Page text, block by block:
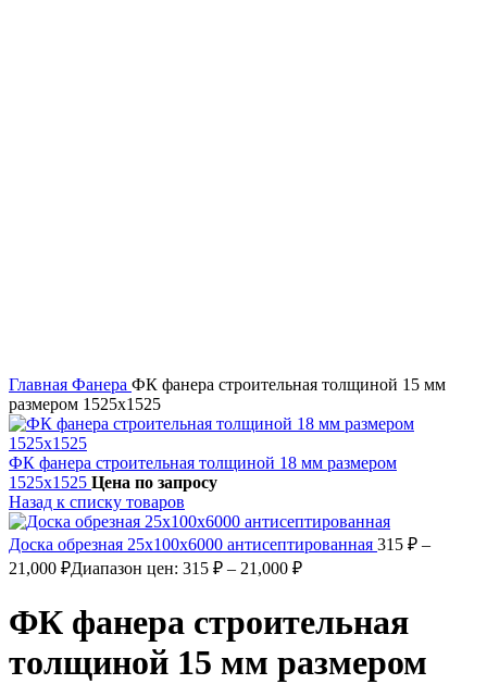
Главная Фанера ФК фанера строительная толщиной 15 мм
размером 1525х1525
ФК фанера строительная толщиной 18 мм размером
1525х1525 Цена по запросу
Назад к списку товаров
Доска обрезная 25х100х6000 антисептированная 315 ₽ –
21,000 ₽Диапазон цен: 315 ₽ – 21,000 ₽
ФК фанера строительная
толщиной 15 мм размером